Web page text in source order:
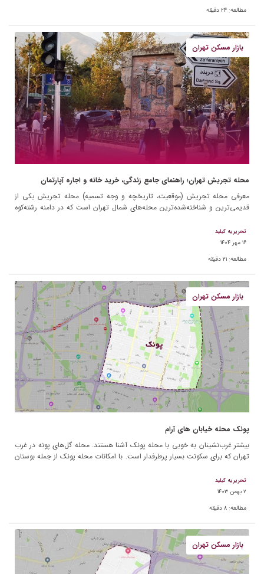
مطالعه: ۲۴ دقیقه
بازار مسکن تهران
محله تجریش تهران؛ راهنمای جامع زندگی، خرید خانه و اجاره آپارتمان
معرفی محله تجریش (موقعیت، تاریخچه و وجه تسمیه) محله تجریش یکی از
قدیمی‌ترین و شناخته‌شده‌ترین محله‌های شمال تهران است که در دامنه رشته‌کوه
تحریریه کیلید
۱۶ مهر ۱۴۰۴
مطالعه: ۲۱ دقیقه
بازار مسکن تهران
پونک محله خیابان های آرام
بیشتر غرب‌نشینان به خوبی با محله پونک آشنا هستند. محله‌ گل‌های پونه در غرب
تهران که برای سکونت بسیار پرطرفدار است. با امکانات محله پونک از جمله بوستان
تحریریه کیلید
۲ بهمن ۱۴۰۳
مطالعه: ۸ دقیقه
بازار مسکن تهران